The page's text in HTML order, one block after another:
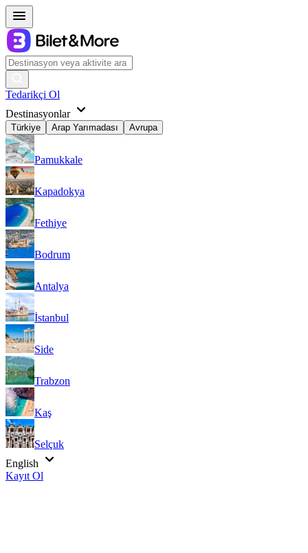
Tedarikçi Ol
Destinasyonlar
Türkiye Arap Yarımadası Avrupa
Pamukkale
Kapadokya
Fethiye
Bodrum
Antalya
İstanbul
Side
Trabzon
Kaş
Selçuk
English
Kayıt Ol